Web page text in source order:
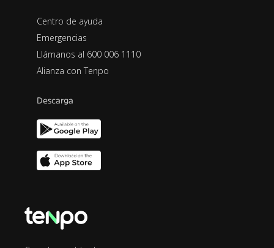
Centro de ayuda
Emergencias
Llámanos al 600 006 1110
Alianza con Tenpo
Descarga